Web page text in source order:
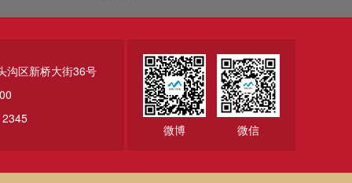
微博 微信
沟区新桥大街36号